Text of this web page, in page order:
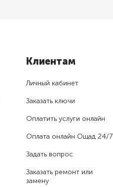
Клиентам
Личный кабинет
Заказать ключи
Оплатить услуги онлайн
Оплата онлайн Ощад 24/7
Задать вопрос
Заказать ремонт или
замену